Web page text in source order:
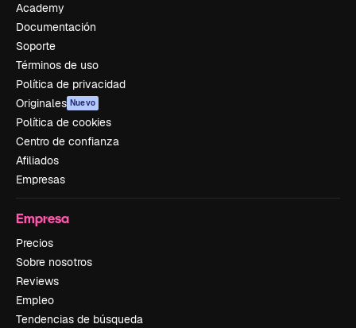
Academy
Documentación
Soporte
Términos de uso
Política de privacidad
Originales Nuevo
Política de cookies
Centro de confianza
Afiliados
Empresas
Empresa
Precios
Sobre nosotros
Reviews
Empleo
Tendencias de búsqueda